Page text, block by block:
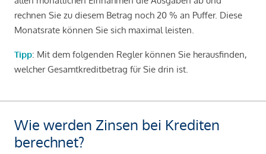
rechnen Sie zu diesem Betrag noch 20 % an Puffer. Diese
Monatsrate können Sie sich maximal leisten.
Tipp: Mit dem folgenden Regler können Sie herausfinden,
welcher Gesamtkreditbetrag für Sie drin ist.
Wie werden Zinsen bei Krediten
berechnet?